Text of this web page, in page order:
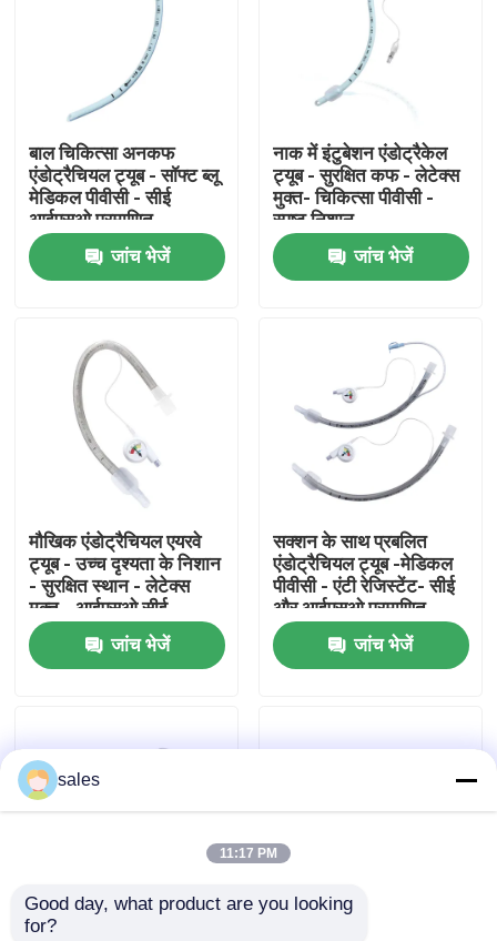
उत्पाद
वीआर दिखाएँ
फैक्टरी यात्रा
गुणवत्ता नियंत्रण
एक बोली का अनुरोध
स्वरयंत्र मुखौटा वायुमार्ग
बाल चिकित्सा अनकफ
एंडोट्रैचियल ट्यूब - सॉफ्ट ब्लू
मेडिकल पीवीसी - सीई
आईएसओ प्रमाणित
जांच भेजें
नाक में इंटुबेशन एंडोट्रैकेल
ट्यूब - सुरक्षित कफ - लेटेक्स
मुक्त- चिकित्सा पीवीसी -
स्पष्ट निशान
जांच भेजें
मौखिक एंडोट्रैचियल एयरवे
ट्यूब - उच्च दृश्यता के निशान
- सुरक्षित स्थान - लेटेक्स
मुक्त - आईएसओ सीई
प्रमाणन
जांच भेजें
सक्शन के साथ प्रबलित
एंडोट्रैचियल ट्यूब -मेडिकल
पीवीसी - एंटी रेजिस्टेंट- सीई
और आईएसओ प्रमाणित
जांच भेजें
डिस्पोजेबल प्रबलित
sales
11:17 PM
Good day, what product are you looking
for?